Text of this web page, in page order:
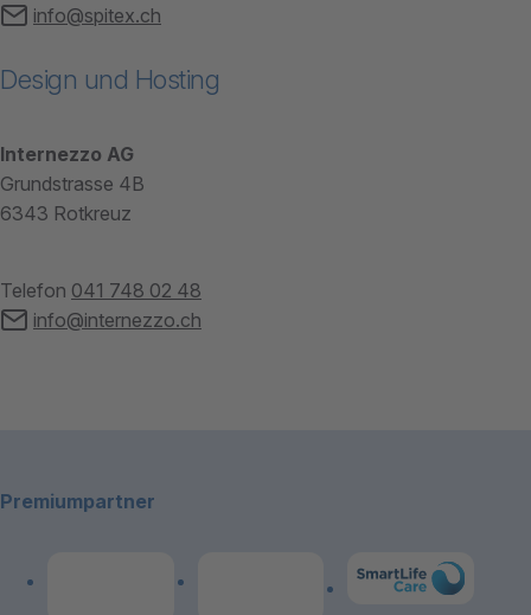
info@spitex.ch
Design und Hosting
Internezzo AG
Grundstrasse 4B
6343 Rotkreuz
Telefon 041 748 02 48
info@internezzo.ch
Premiumpartner